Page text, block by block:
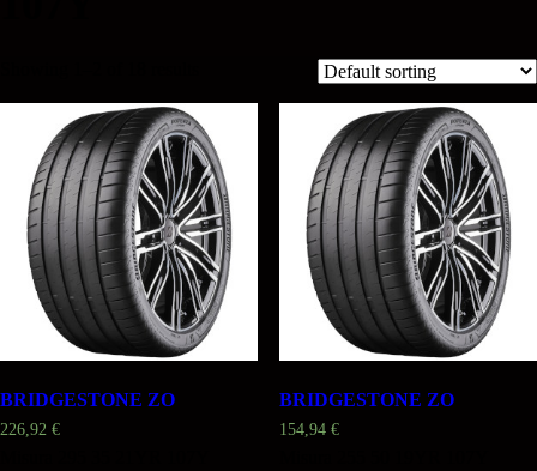
BRIDGESTONE ZO
226,92 €
BRIDGESTONE ZO
154,94 €